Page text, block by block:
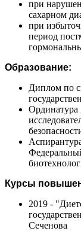
при
сахарном
при
период
Образование:
Диплом по
Ординатура
Курсы
2019 -
Сеченова